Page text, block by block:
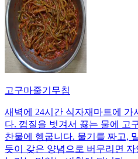
고구마줄기무침
새벽에 24시간 식자재마트에 가
다. 껍질을 벗겨서 끓는 물에 고
찬물에 헹굽니다. 물기를 짜고,
듯이 갖은 양념으로 버무리면